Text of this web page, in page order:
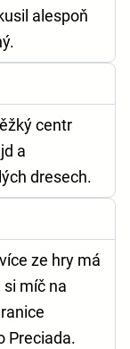
alespoň
centr
a
dresech.
ze hry má
míč na
Preciada.